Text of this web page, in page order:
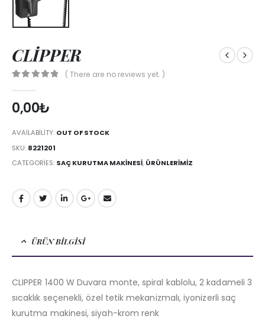
CLİPPER
( There are no reviews yet. )
0,00₺
AVAILABILITY: OUT OF STOCK
SKU: 8221201
CATEGORIES: SAÇ KURUTMA MAKINESI, ÜRÜNLERİMİZ
ÜRÜN BILGISI
CLIPPER 1400 W Duvara monte, spiral kablolu, 2 kadameli 3
sıcaklık seçenekli, özel tetik mekanizmalı, iyonizerli saç
kurutma makinesi, siyah-krom renk